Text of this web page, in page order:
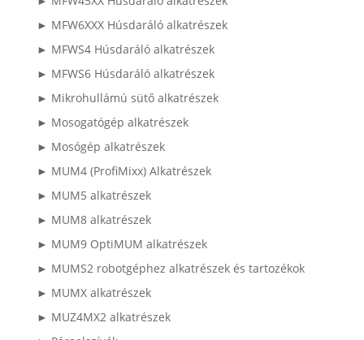
► MFW6XXX Húsdaráló alkatrészek
► MFWS4 Húsdaráló alkatrészek
► MFWS6 Húsdaráló alkatrészek
► Mikrohullámú sütő alkatrészek
► Mosogatógép alkatrészek
► Mosógép alkatrészek
► MUM4 (ProfiMixx) Alkatrészek
► MUM5 alkatrészek
► MUM8 alkatrészek
► MUM9 OptiMUM alkatrészek
► MUMS2 robotgéphez alkatrészek és tartozékok
► MUMX alkatrészek
► MUZ4MX2 alkatrészek